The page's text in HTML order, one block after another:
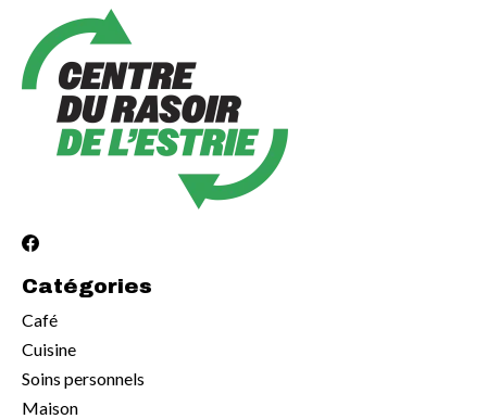
Catégories
Café
Cuisine
Soins personnels
Maison